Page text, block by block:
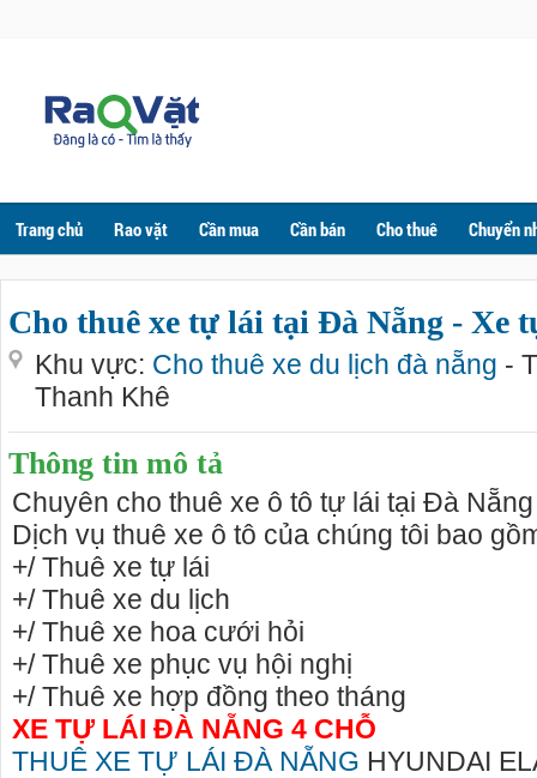
Trang chủ Rao vặt Cần mua Cần bán Cho thuê Chuyển
Cho thuê xe tự lái tại Đà Nẵng - Xe
Khu vực: Cho thuê xe du lịch đà nẵng -
Thanh Khê
Thông tin mô tả
Chuyên cho thuê xe ô tô tự lái tại Đà
Dịch vụ thuê xe ô tô của chúng tôi bao
+/ Thuê xe tự lái
+/ Thuê xe du lịch
+/ Thuê xe hoa cưới hỏi
+/ Thuê xe phục vụ hội nghị
+/ Thuê xe hợp đồng theo tháng
XE TỰ LÁI ĐÀ NẴNG 4 CHỖ
THUÊ XE TỰ LÁI ĐÀ NẴNG HYUNDAI